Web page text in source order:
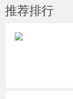
柚栖二
推荐排行